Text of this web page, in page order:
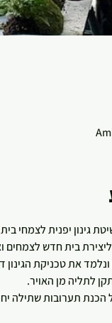
גינון יפנית לצמחי
בית חדש לצמחים
לתליה מן האויר.
תערובות שתילה